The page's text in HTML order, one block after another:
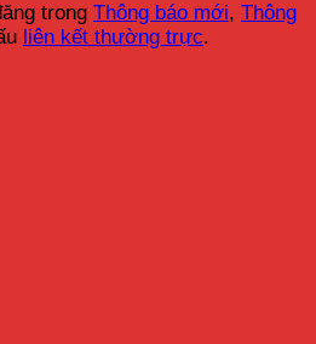
trong Thông báo mới, Thông
liên kết thường trực.